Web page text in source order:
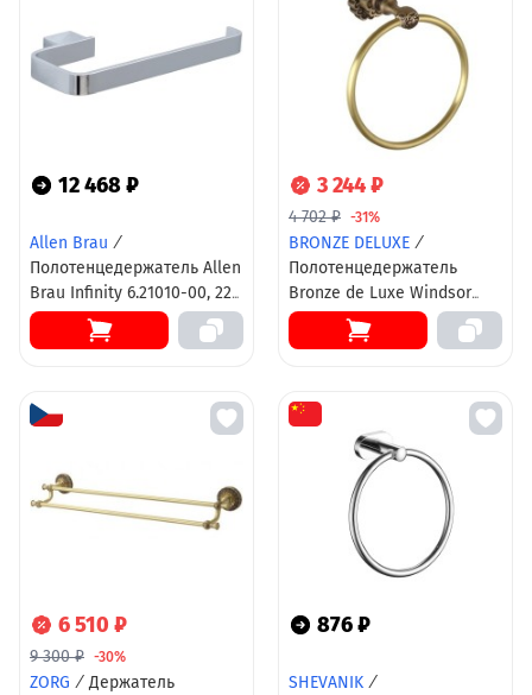
12 468 ₽
Allen Brau /
Полотенцедержатель Allen
Brau Infinity 6.21010-00, 22
см, цвет хром
3 244 ₽
4 702 ₽ -31%
BRONZE DELUXE /
Полотенцедержатель
Bronze de Luxe Windsor
K25004, бронза
6 510 ₽
9 300 ₽ -30%
ZORG / Держатель
876 ₽
SHEVANIK /